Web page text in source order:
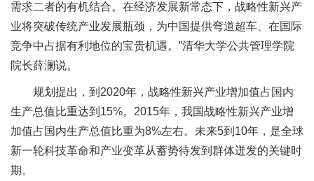
需求二者的有机结合。在经济发展新常态下，战略性新兴产
业将突破传统产业发展瓶颈，为中国提供弯道超车、在国际
竞争中占据有利地位的宝贵机遇。”清华大学公共管理学院
院长薛澜说。
规划提出，到2020年，战略性新兴产业增加值占国内
生产总值比重达到15%。2015年，我国战略性新兴产业增
加值占国内生产总值比重为8%左右。未来5到10年，是全球
新一轮科技革命和产业变革从蓄势待发到群体迸发的关键时
期。